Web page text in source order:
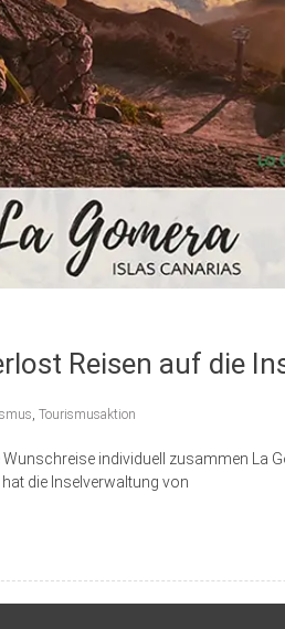
Reisen auf die
, Tourismusaktion
individuell zusammen La
die Inselverwaltung von